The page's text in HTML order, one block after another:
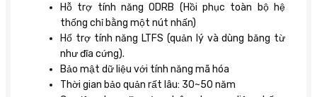
Hỗ trợ tính năng ODRB (Hồi phục toàn bộ hệ
thống chỉ bằng một nút nhấn)
Hổ trợ tính năng LTFS (quản lý và dùng băng từ
như đĩa cứng).
Bảo mật dữ liệu với tính năng mã hóa
Thời gian bảo quản rất lâu: 30~50 năm